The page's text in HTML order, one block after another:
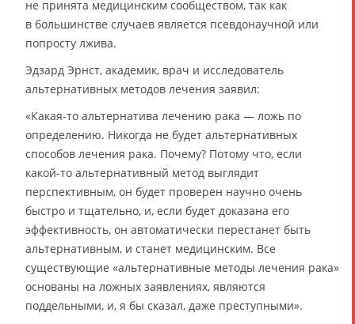
не принята медицинским сообществом, так как
в большинстве случаев является псевдонаучной или
попросту лжива.
Эдзард Эрнст, академик, врач и исследователь
альтернативных методов лечения заявил:
«Какая-то альтернатива лечению рака — ложь по
определению. Никогда не будет альтернативных
способов лечения рака. Почему? Потому что, если
какой-то альтернативный метод выглядит
перспективным, он будет проверен научно очень
быстро и тщательно, и, если будет доказана его
эффективность, он автоматически перестанет быть
альтернативным, и станет медицинским. Все
существующие «альтернативные методы лечения рака»
основаны на ложных заявлениях, являются
поддельными, и, я бы сказал, даже преступными».